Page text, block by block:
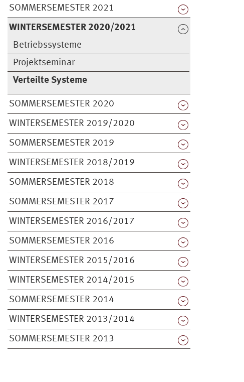
SOMMERSEMESTER 2021
WINTERSEMESTER 2020/2021
Betriebssysteme
Projektseminar
Verteilte Systeme
SOMMERSEMESTER 2020
WINTERSEMESTER 2019/2020
SOMMERSEMESTER 2019
WINTERSEMESTER 2018/2019
SOMMERSEMESTER 2018
SOMMERSEMESTER 2017
WINTERSEMESTER 2016/2017
SOMMERSEMESTER 2016
WINTERSEMESTER 2015/2016
WINTERSEMESTER 2014/2015
SOMMERSEMESTER 2014
WINTERSEMESTER 2013/2014
SOMMERSEMESTER 2013